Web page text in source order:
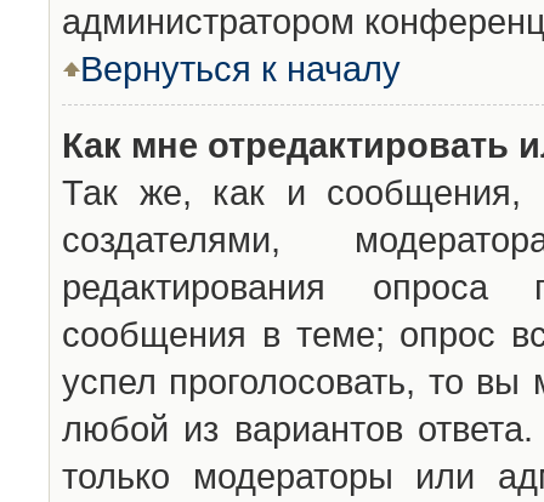
администратором
Вернуться к началу
Как мне отредактировать
Так же, как и сообщения,
создателями,
редактирования опроса
сообщения в теме; опрос
успел проголосовать, то вы
любой из вариантов
только модераторы или